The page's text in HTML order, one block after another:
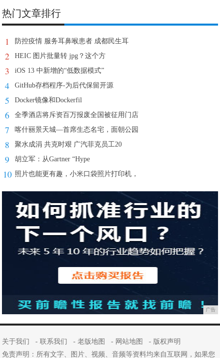
热门文章排行
1 防控疫情 服务耳鼻喉患者 成都民生耳
2 HEIC 图片批量转 jpg？这个方
3 iOS 13 中新增的“低数据模式”
4 GitHub存档程序-为后代保留开源
5 Docker镜像和Dockerfil
6 全季酒店将斥资百万报废全国被征用门店
7 喀什丽景天城—首席生态名宅，面朝公园
8 聚水成涓 共克时艰 广汽菲克员工20
9 胡立军：从Gartner “Hype
10 照片也能更有趣，小米口袋照片打印机，
广告
关于我们 -联系我们 -老版地图 - 网站地图 - 版权声明
免责声明：所有文字、图片、视频、音频等资料均来自互联网，如果您